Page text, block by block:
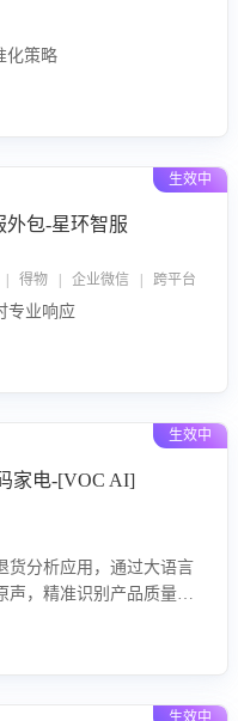
化策略
生效中
外包-星环智服
得物 | 企业微信 | 跨平台
专业响应
生效中
家电-[VOC AI]
货分析应用，通过大语言
声，精准识别产品质量、
从根本上降低退货率，
生效中